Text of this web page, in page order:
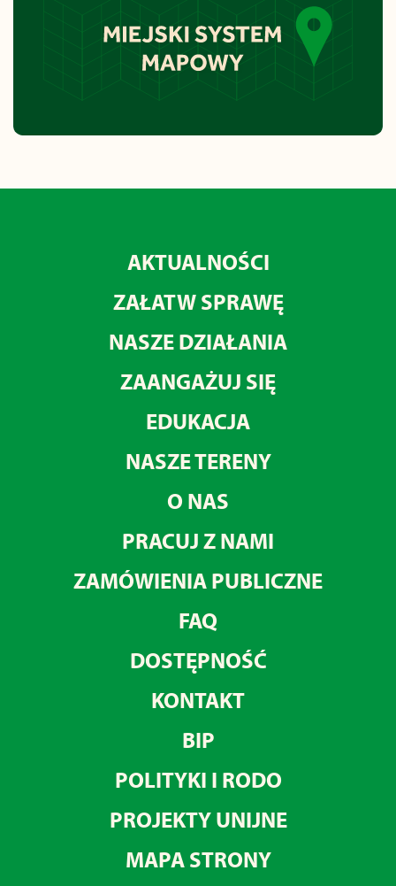
AKTUALNOŚCI
ZAŁATW SPRAWĘ
NASZE DZIAŁANIA
ZAANGAŻUJ SIĘ
EDUKACJA
NASZE TERENY
O NAS
PRACUJ Z NAMI
ZAMÓWIENIA PUBLICZNE
FAQ
DOSTĘPNOŚĆ
KONTAKT
BIP
POLITYKI I RODO
PROJEKTY UNIJNE
MAPA STRONY